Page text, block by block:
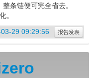
条链便可完全省去。
。
29 09:29:56
报告发表